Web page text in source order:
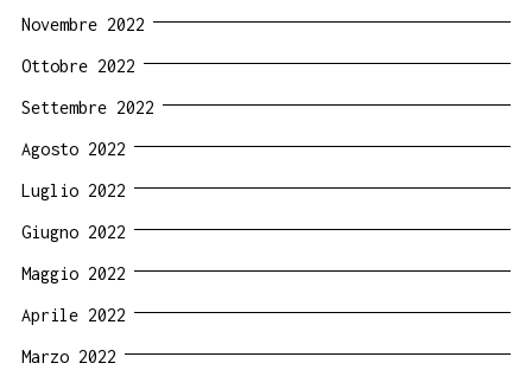
Novembre 2022
Ottobre 2022
Settembre 2022
Agosto 2022
Luglio 2022
Giugno 2022
Maggio 2022
Aprile 2022
Marzo 2022